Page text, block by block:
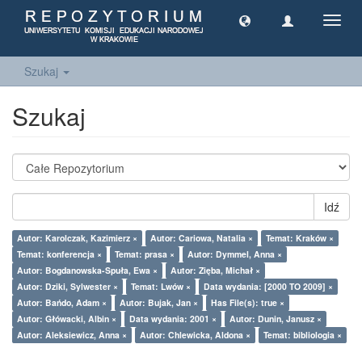
Szukaj
Szukaj
Idź
Autor: Karolczak, Kazimierz × Autor: Cariowa, Natalia ×
Temat: Kraków ×
Temat: konferencja ×
Temat: prasa ×
Autor: Dymmel, Anna ×
Autor: Bogdanowska-Spuła, Ewa ×
Autor: Zięba, Michał ×
Autor: Dziki, Sylwester ×
Temat: Lwów ×
Data wydania: [2000 TO 2009] ×
Autor: Bańdo, Adam ×
Autor: Bujak, Jan ×
Has File(s): true ×
Autor: Główacki, Albin ×
Data wydania: 2001 ×
Autor: Dunin, Janusz ×
Autor: Aleksiewicz, Anna ×
Autor: Chlewicka, Aldona × Temat: bibliologia ×